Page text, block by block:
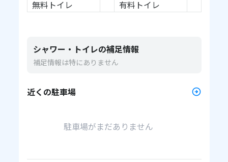
無料トイレ 有料トイレ
シャワー・トイレの補足情報
補足情報は特にありません
近くの駐車場
駐車場がまだありません